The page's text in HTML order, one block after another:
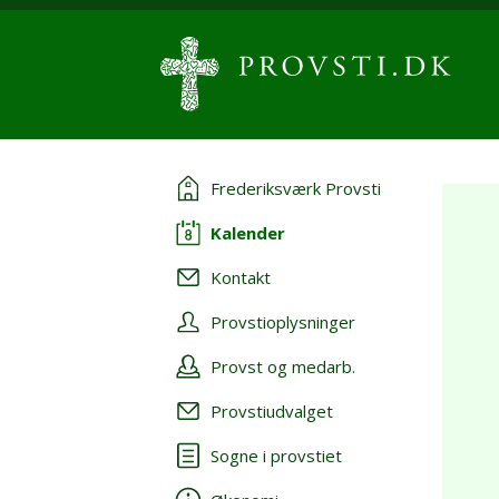
Frederiksværk Provsti
Kalender
Kontakt
Provstioplysninger
Provst og medarb.
Provstiudvalget
Sogne i provstiet